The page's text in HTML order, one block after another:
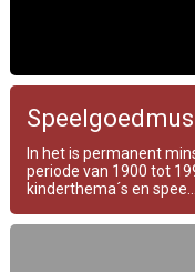
In het is permanent
periode van 1900 tot
kinderthema´s en spee...